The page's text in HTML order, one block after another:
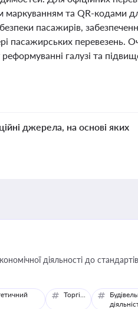
маркуванням та QR-кодами
пасажирів,
пасажирських перевезень.
галузі та
джерела, на основі яких
діяльності до
Торгівля